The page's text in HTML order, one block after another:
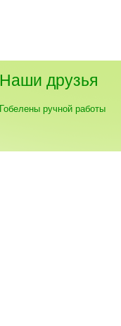
Наши друзья
Гобелены ручной работы